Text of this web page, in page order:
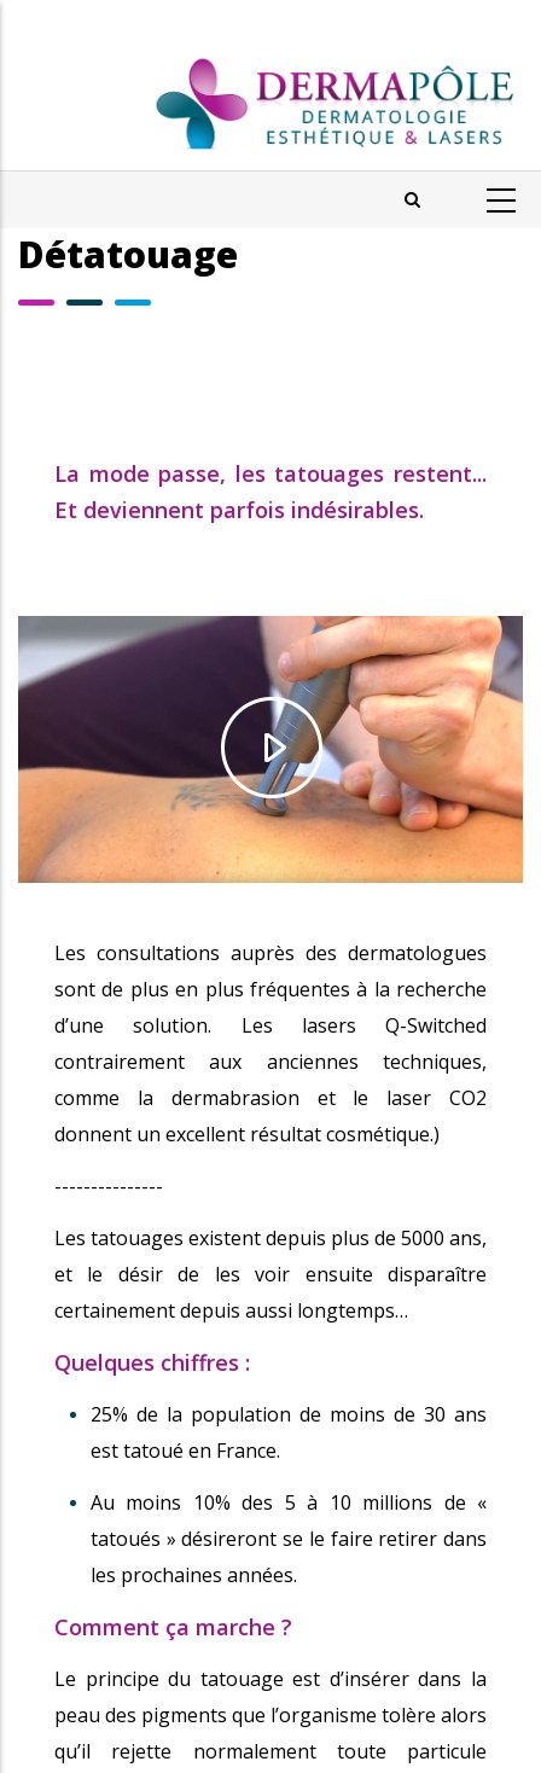
Détatouage
La mode passe, les tatouages restent...
Et deviennent parfois indésirables.
Les consultations auprès des dermatologues
sont de plus en plus fréquentes à la recherche
d’une solution. Les lasers Q-Switched
contrairement aux anciennes techniques,
comme la dermabrasion et le laser CO2
donnent un excellent résultat cosmétique.)
---------------
Les tatouages existent depuis plus de 5000 ans,
et le désir de les voir ensuite disparaître
certainement depuis aussi longtemps…
Quelques chiffres :
25% de la population de moins de 30 ans
est tatoué en France.
Au moins 10% des 5 à 10 millions de «
tatoués » désireront se le faire retirer dans
les prochaines années.
Comment ça marche ?
Le principe du tatouage est d’insérer dans la
peau des pigments que l’organisme tolère alors
qu’il rejette normalement toute particule